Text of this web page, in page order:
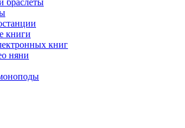
книги
книг
няни